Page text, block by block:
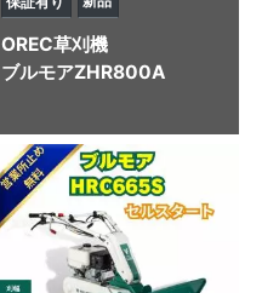
OREC草刈機
ブルモアZHR800A